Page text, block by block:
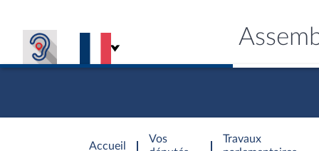
Accueil
Vos
Travaux